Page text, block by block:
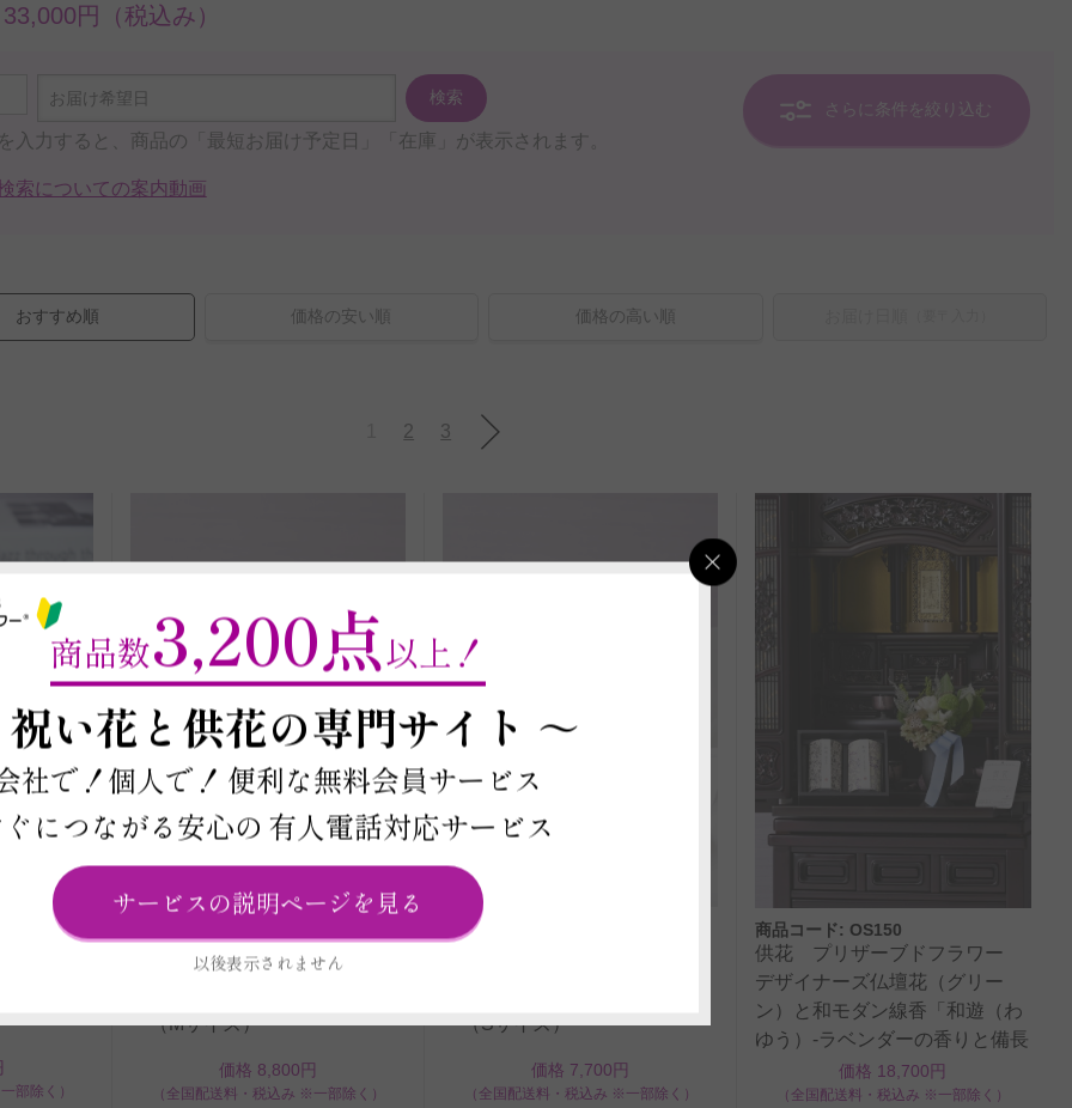
円（税込み）
お届け希望日 検索
入力すると、商品の「最短お届け予定日」「在庫」が表示されます。
索についての案内動画
さらに条件を絞り込む
おすすめ順 価格の安い順 価格の高い順
2 3
ラワー
ワイ
部除く）
供花 プリザーブドフラワー
ー（Mサイズ）
価格 8,800円
（全国配送料・税込み ※一部除く）
商品コード: OS164
ー（Sサイズ）
価格 7,700円
（全国配送料・税込み ※一部除く）
商品コード: OS150
供花 プリザーブドフラワー
デザイナーズ仏壇花（グリー
ン）と和モダン線香「和遊（わ
ゆう）-ラベンダーの香りと備長
炭-」のセット価格 18,700円
（全国配送料・税込み ※一部除く）
商品数3,200点以上！
祝い花と供花の専門サイト ～
社で！個人で！ 便利な無料会員サービス
につながる安心の 有人電話対応サービス
サービスの説明ページを見る
以後表示されません